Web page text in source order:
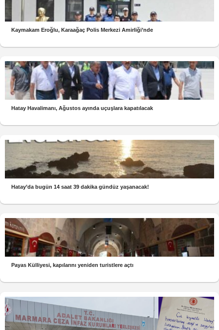
Kaymakam Eroğlu, Karaağaç Polis Merkezi Amirliği’nde
Hatay Havalimanı, Ağustos ayında uçuşlara kapatılacak
Hatay’da bugün 14 saat 39 dakika gündüz yaşanacak!
Payas Külliyesi, kapılarını yeniden turistlere açtı